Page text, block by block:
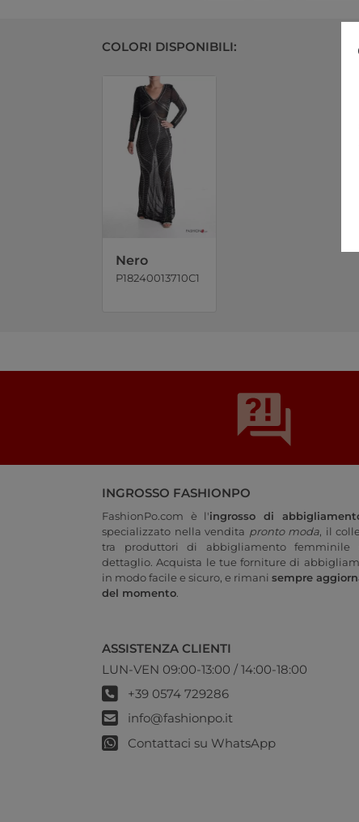
COLORI DISPONIBILI:
Nero
P18240013710C1
INGROSSO FASHIONPO
FashionPo.com è l'ingrosso di
specializzato nella vendita pronto moda , il
tra produttori di abbigliamento femminile
dettaglio. Acquista le tue forniture di
in modo facile e sicuro, e rimani sempre
del momento
ASSISTENZA CLIENTI
LUN-VEN 09:00-13:00 / 14:00-18:00
+39 0574 729286
info@fashionpo.it
Contattaci su WhatsApp